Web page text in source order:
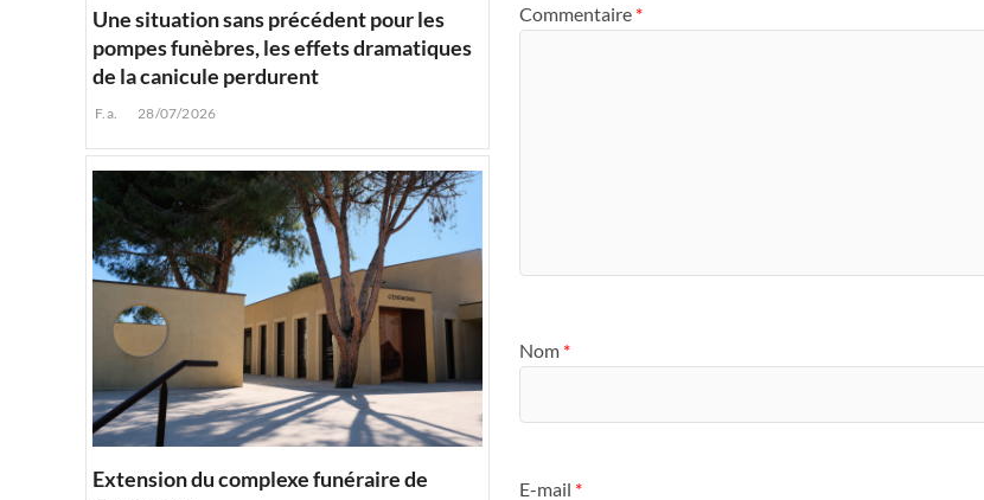
Commentaire *
Nom *
E-mail *
Une situation sans précédent pour les
pompes funèbres, les effets dramatiques
de la canicule perdurent
F.a. 28/07/2026
Extension du complexe funéraire de